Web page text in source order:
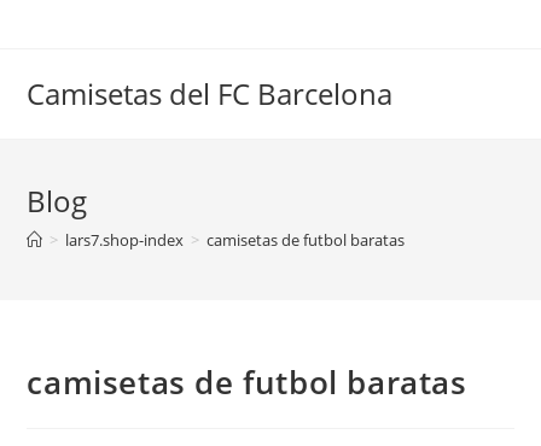
Camisetas del FC Barcelona
Blog
> lars7.shop-index > camisetas de futbol baratas
camisetas de futbol baratas